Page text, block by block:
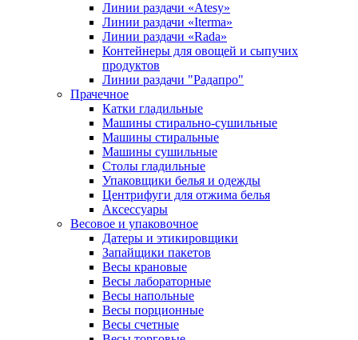
Линии раздачи «Atesy»
Линии раздачи «Iterma»
Линии раздачи «Rada»
Контейнеры для овощей и сыпучих
продуктов
Линии раздачи "Радапро"
Прачечное
Катки гладильные
Машины стирально-сушильные
Машины стиральные
Машины сушильные
Столы гладильные
Упаковщики белья и одежды
Центрифуги для отжима белья
Аксессуары
Весовое и упаковочное
Датеры и этикировщики
Запайщики пакетов
Весы крановые
Весы лабораторные
Весы напольные
Весы порционные
Весы счетные